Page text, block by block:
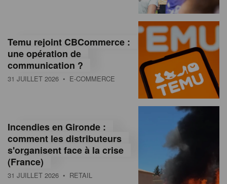
M
a
g
n
e
Temu rejoint CBCommerce :
une opération de
communication ?
31 JUILLET 2026 • E-COMMERCE
Incendies en Gironde :
comment les distributeurs
s'organisent face à la crise
(France)
31 JUILLET 2026 • RETAIL